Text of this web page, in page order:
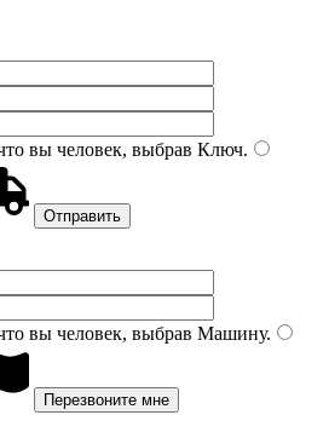
вы человек, выбрав Ключ.
вы человек, выбрав Машину.